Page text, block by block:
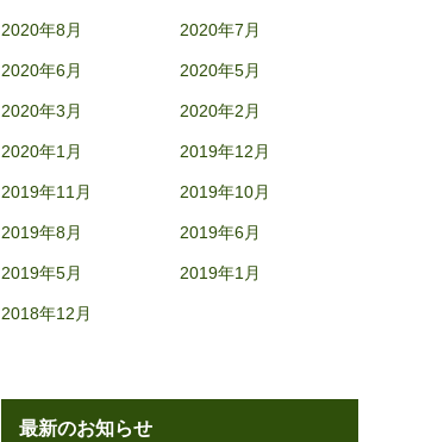
2020年8月 2020年7月
2020年6月 2020年5月
2020年3月 2020年2月
2020年1月 2019年12月
2019年11月 2019年10月
2019年8月 2019年6月
2019年5月 2019年1月
2018年12月
最新のお知らせ